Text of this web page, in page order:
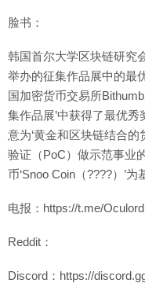
脸书：
韩国首尔大学区块链研究
举办的征集作品展中的最
国加密货币交易所
集作品展’中获得了最优
意为‘黄金和区块链结合
验证（PoC）做示范事业
币‘Snoo Coin（????）’
电报：https://t.me/
Reddit：
Discord：https://